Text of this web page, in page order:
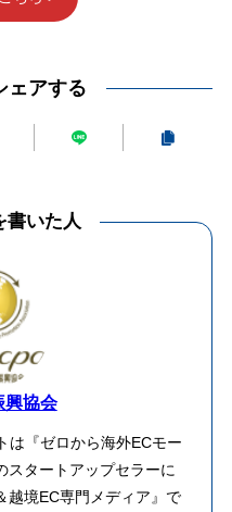
ェアする
書いた人
興協会
は『ゼロから海外ECモー
スタートアップセラーに
越境EC専門メディア』で